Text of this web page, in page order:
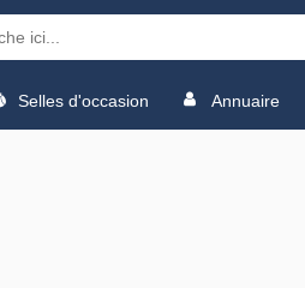
Selles d'occasion Annuaire